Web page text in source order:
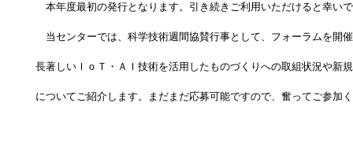
本年度最初の発行となります。引き続きご利用いただけると幸い
当センターでは、科学技術週間協賛行事として、フォーラムを開
長著しいＩｏＴ・ＡＩ技術を活用したものづくりへの取組状況や新
についてご紹介します。まだまだ応募可能ですので、奮ってご参加